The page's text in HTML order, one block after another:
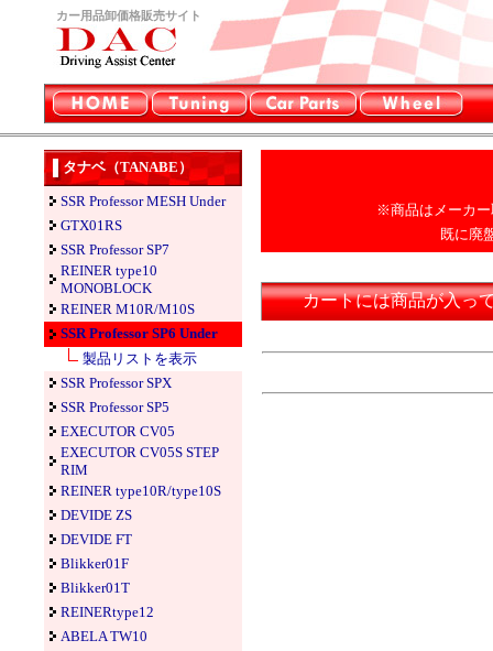
カー用品卸価格販売サイト
タナベ（TANABE）
SSR Professor MESH Under
GTX01RS
SSR Professor SP7
REINER type10
MONOBLOCK
REINER M10R/M10S
SSR Professor SP6 Under
製品リストを表示
SSR Professor SPX
SSR Professor SP5
EXECUTOR CV05
EXECUTOR CV05S STEP
RIM
REINER type10R/type10S
DEVIDE ZS
DEVIDE FT
Blikker01F
Blikker01T
REINERtype12
ABELA TW10
※商品はメーカー
既に廃
カートには商品が入っ